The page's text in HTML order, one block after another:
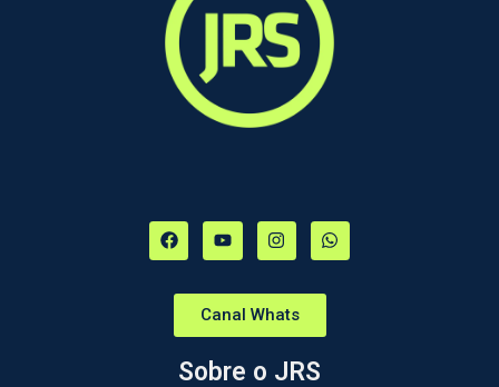
Canal Whats
Sobre o JRS